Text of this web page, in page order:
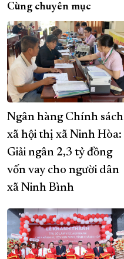
Cùng chuyên mục
Ngân hàng Chính sách
xã hội thị xã Ninh Hòa:
Giải ngân 2,3 tỷ đồng
vốn vay cho người dân
xã Ninh Bình